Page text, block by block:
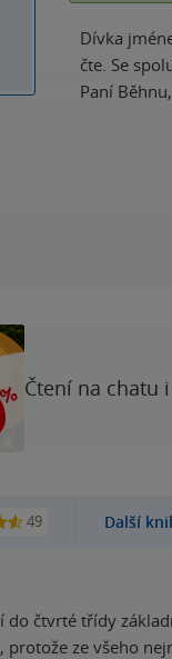
Dívka
čte. Se
Paní
Čtení na chatu
49 Další
do čtvrté třídy
ze všeho